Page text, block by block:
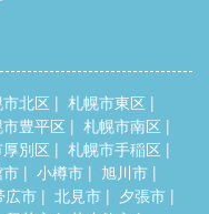
北区
札幌市東区
豊平区
札幌市南区
別区
札幌市手稲区
小樽市
旭川市
広市 北見市
夕張市